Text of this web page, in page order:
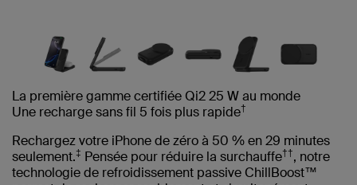
La première gamme certifiée Qi2 25 W au monde
Une recharge sans fil 5 fois plus rapide†
Rechargez votre iPhone de zéro à 50 % en 29 minutes
seulement.‡ Pensée pour réduire la surchauffe††, notre
technologie de refroidissement passive ChillBoost™